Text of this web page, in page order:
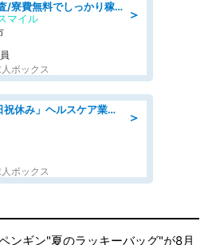
＞
自動車部品の検査/寮費無料でしっかり稼げる denso aichi
マイル
ボックス
＞
08月開始/「土日祝休み」ヘルスケア業界の産業保健師/高時給/未経験OK/要資格:保健師、正看護師
ボックス
ンギン"夏のラッキーバッグ"が8月